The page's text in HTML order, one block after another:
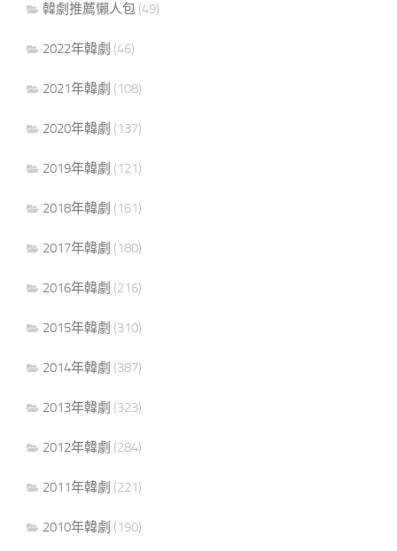
韓劇推薦懶人包 (49)
2022年韓劇 (46)
2021年韓劇 (108)
2020年韓劇 (137)
2019年韓劇 (121)
2018年韓劇 (161)
2017年韓劇 (180)
2016年韓劇 (216)
2015年韓劇 (310)
2014年韓劇 (387)
2013年韓劇 (323)
2012年韓劇 (284)
2011年韓劇 (221)
2010年韓劇 (190)